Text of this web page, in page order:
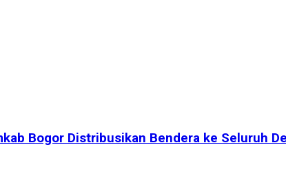
Bogor Distribusikan Bendera ke Seluruh